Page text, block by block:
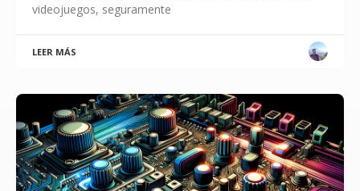
videojuegos, seguramente
LEER MÁS